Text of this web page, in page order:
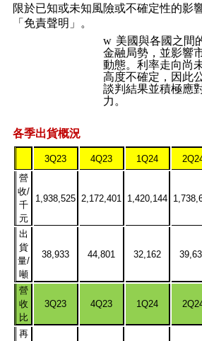
限於已知或未知風險或不確定性的影
「免責聲明」
。
w 美國與各國之間
金融局勢，並影響
動態。利率走向尚
高度不確定，因此
談判結果並積極應
力。
各季出貨概況
3Q23 4Q23 1Q24
營
收/
千
元
1,938,525 2,172,401 1,420,144
出
貨
量/
噸
38,933 44,801 32,162
營
收
比
3Q23 4Q23 1Q24
再